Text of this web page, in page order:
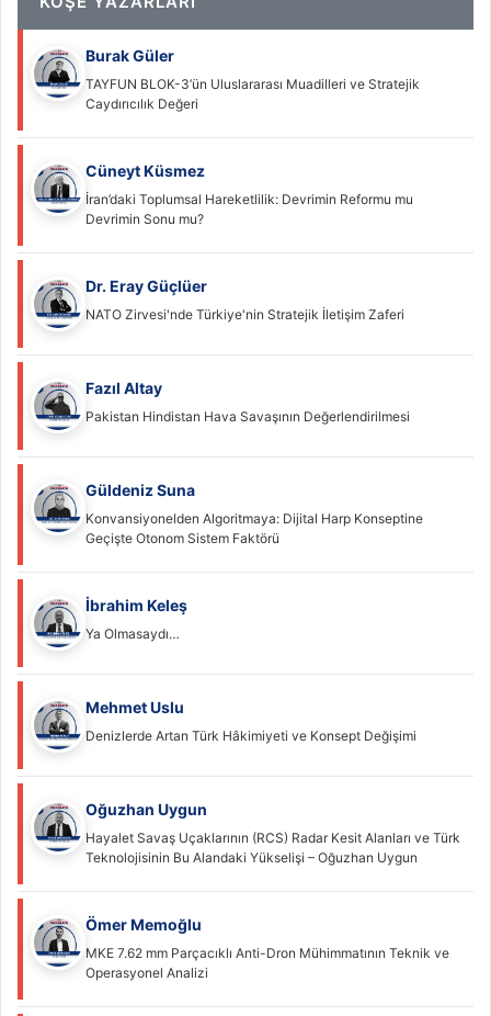
Burak Güler
TAYFUN BLOK-3’ün Uluslararası Muadilleri ve Stratejik
Caydırıcılık Değeri
Cüneyt Küsmez
İran’daki Toplumsal Hareketlilik: Devrimin Reformu mu
Devrimin Sonu mu?
Dr. Eray Güçlüer
NATO Zirvesi'nde Türkiye'nin Stratejik İletişim Zaferi
Fazıl Altay
Pakistan Hindistan Hava Savaşının Değerlendirilmesi
Güldeniz Suna
Konvansiyonelden Algoritmaya: Dijital Harp Konseptine
Geçişte Otonom Sistem Faktörü
İbrahim Keleş
Ya Olmasaydı…
Mehmet Uslu
Denizlerde Artan Türk Hâkimiyeti ve Konsept Değişimi
Oğuzhan Uygun
Hayalet Savaş Uçaklarının (RCS) Radar Kesit Alanları ve Türk
Teknolojisinin Bu Alandaki Yükselişi – Oğuzhan Uygun
Ömer Memoğlu
MKE 7.62 mm Parçacıklı Anti-Dron Mühimmatının Teknik ve
Operasyonel Analizi